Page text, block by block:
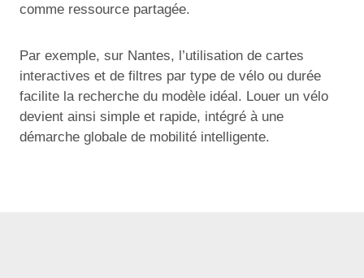
comme ressource partagée.
Par exemple, sur Nantes, l’utilisation de cartes
interactives et de filtres par type de vélo ou durée
facilite la recherche du modèle idéal. Louer un vélo
devient ainsi simple et rapide, intégré à une
démarche globale de mobilité intelligente.